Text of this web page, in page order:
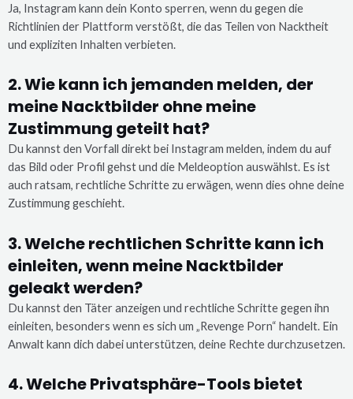
Ja, Instagram kann dein Konto sperren, wenn du gegen die
Richtlinien der Plattform verstößt, die das Teilen von Nacktheit
und expliziten Inhalten verbieten.
2. Wie kann ich jemanden melden, der
meine Nacktbilder ohne meine
Zustimmung geteilt hat?
Du kannst den Vorfall direkt bei Instagram melden, indem du auf
das Bild oder Profil gehst und die Meldeoption auswählst. Es ist
auch ratsam, rechtliche Schritte zu erwägen, wenn dies ohne deine
Zustimmung geschieht.
3. Welche rechtlichen Schritte kann ich
einleiten, wenn meine Nacktbilder
geleakt werden?
Du kannst den Täter anzeigen und rechtliche Schritte gegen ihn
einleiten, besonders wenn es sich um „Revenge Porn“ handelt. Ein
Anwalt kann dich dabei unterstützen, deine Rechte durchzusetzen.
4. Welche Privatsphäre-Tools bietet